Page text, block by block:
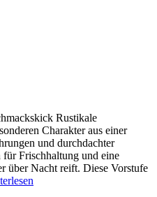
Rustikale
Charakter aus einer
und durchdachter
Frischhaltung und eine
über Nacht reift. Diese Vorstufe